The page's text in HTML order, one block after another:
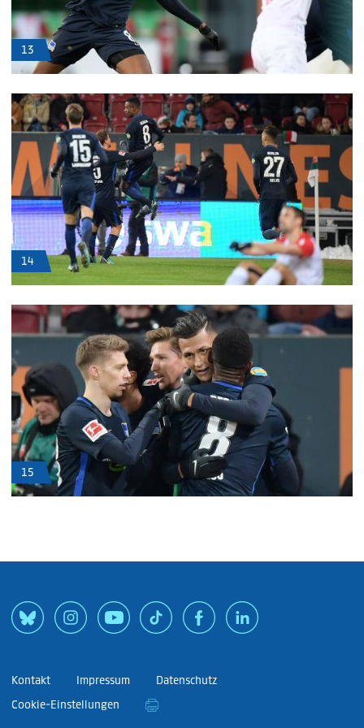
13
14
15
Kontakt Impressum
Datenschutz
Cookie-Einstellungen